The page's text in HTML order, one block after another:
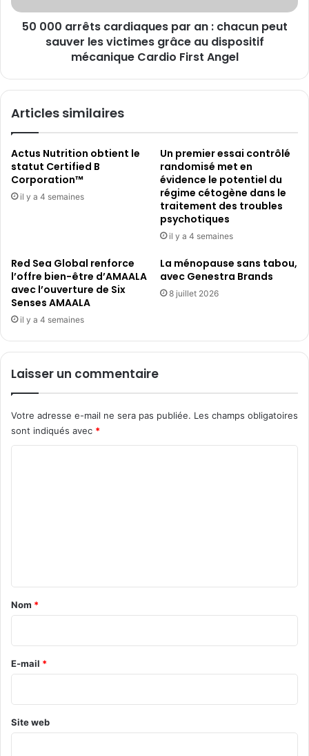
social
peut
sauver
au
mécanique
Angel
50 000 arrêts cardiaques par an : chacun peut
sauver les victimes grâce au dispositif
mécanique Cardio First Angel
Articles similaires
Actus Nutrition obtient le
statut Certified B
Corporation™
il y a 4 semaines
Un premier essai contrôlé
randomisé met en
évidence le potentiel du
régime cétogène dans le
traitement des troubles
psychotiques
il y a 4 semaines
Red Sea Global renforce
l’offre bien-être d’AMAALA
avec l’ouverture de Six
Senses AMAALA
il y a 4 semaines
La ménopause sans tabou,
avec Genestra Brands
8 juillet 2026
Laisser un commentaire
Votre adresse e-mail ne sera pas publiée. Les champs obligatoires
sont indiqués avec *
a
r
e
Nom *
E-mail *
Site web